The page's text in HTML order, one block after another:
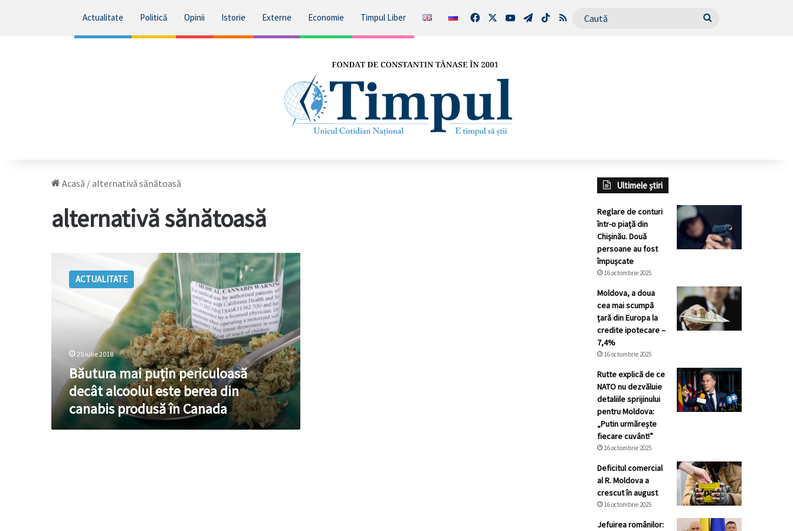
Actualitate Politică Opinii Istorie Externe Economie Timpul Liber FacebookYouTubeTelegram
TikTokRSS Caută
Acasă /alternativă sănătoasă
alternativă sănătoasă
canabis
produsă
în
Canada
ACTUALITATE
25 iulie 2018
Băutura mai puțin periculoasă
decât alcoolul este berea din
canabis produsă în Canada
Ultimele știri
Reglare de conturi
într-o piață din
Chișinău. Două
persoane au fost
împușcate
16 octombrie 2025
Moldova, a doua
cea mai scumpă
țară din Europa la
credite ipotecare –
7,4%
16 octombrie 2025
Rutte explică de ce
NATO nu dezvăluie
detaliile sprijinului
pentru Moldova:
„Putin urmărește
fiecare cuvânt!”
16 octombrie 2025
Deficitul comercial
al R. Moldova a
crescut în august
16 octombrie 2025
Jefuirea românilor: